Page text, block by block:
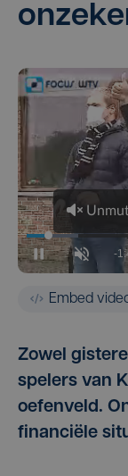
Embed
Zowel
spelers van
oefenveld.
financiële